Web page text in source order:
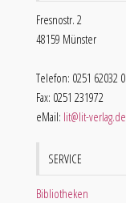
Fresnostr. 2
48159 Münster
Telefon: 0251 62032 0
Fax: 0251 231972
eMail: lit@lit-verlag.de
SERVICE
Bibliotheken